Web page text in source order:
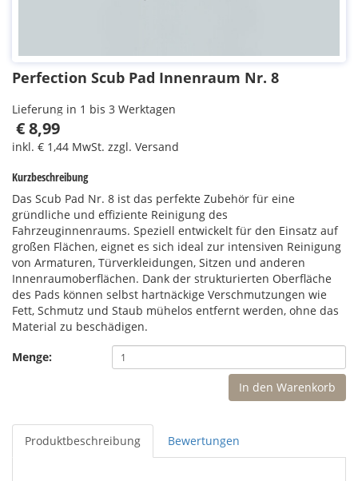
Perfection Scub Pad Innenraum Nr. 8
Lieferung in 1 bis 3 Werktagen
€ 8,99
inkl. € 1,44 MwSt. zzgl. Versand
Kurzbeschreibung
Das Scub Pad Nr. 8 ist das perfekte Zubehör für eine
gründliche und effiziente Reinigung des
Fahrzeuginnenraums. Speziell entwickelt für den Einsatz auf
großen Flächen, eignet es sich ideal zur intensiven Reinigung
von Armaturen, Türverkleidungen, Sitzen und anderen
Innenraumoberflächen. Dank der strukturierten Oberfläche
des Pads können selbst hartnäckige Verschmutzungen wie
Fett, Schmutz und Staub mühelos entfernt werden, ohne das
Material zu beschädigen.
Menge:
In den Warenkorb
Produktbeschreibung Bewertungen